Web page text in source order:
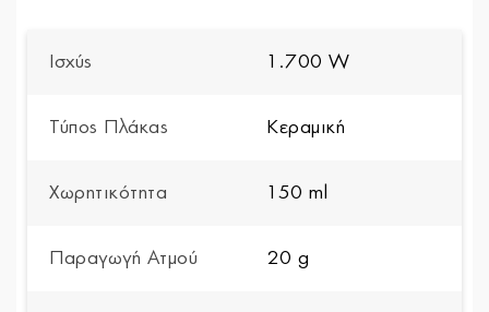
Ισχύς 1.700 W
Τύπος Πλάκας Κεραμική
Χωρητικότητα 150 ml
Παραγωγή Ατμού 20 g